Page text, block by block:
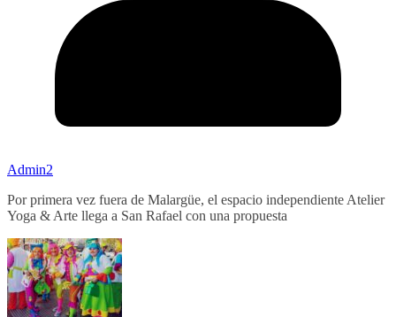
Admin2
Por primera vez fuera de Malargüe, el espacio independiente Atelier
Yoga & Arte llega a San Rafael con una propuesta